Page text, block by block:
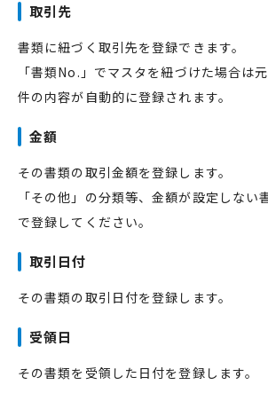
取引先
書類に紐づく取引先を登録できます。
「書類No.」でマスタを紐づけた場合は
件の内容が自動的に登録されます。
金額
その書類の取引金額を登録します。
「その他」の分類等、金額が設定しない
で登録してください。
取引日付
その書類の取引日付を登録します。
受領日
その書類を受領した日付を登録します。